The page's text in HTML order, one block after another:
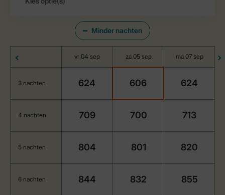
Minder nachten
vr 04 sep za 05 sep ma 07 sep
3 nachten 624 606 624
4 nachten 709 700 713
5 nachten 804 801 820
6 nachten 844 832 855